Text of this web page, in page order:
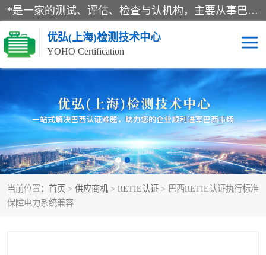
*是一家的测试、评估、检查与认机构，主要从事巴西NR10认证、NR12认证、NR13认证；ANATEL认证、INMTRO认证，欧盟CE认证：MD认证，PED认证，MID认证，ATEX认证，德国蓝色天使认证。
优弘(上海)检测技术中心
YOHO Certification
当前位置： 首页 > 供应商机 > RETIE认证 > 巴西RETIE认证执行标准
保障电力系统兼容
RECYCLASS认证 NR10认证
NR12认证 NR13认证
ART认证 巴西NR认证
巴西认证 RETIE认证